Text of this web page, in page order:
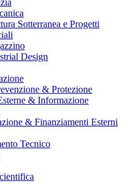
Sotterranea e Progetti
Design
& Protezione
& Informazione
& Finanziamenti Esterni
Tecnico